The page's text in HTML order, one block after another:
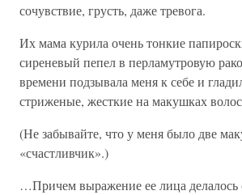
сочувствие, грусть, даже тревога.
Их мама курила очень тонкие
сиреневый пепел в перламутровую
времени подзывала меня к себе и
стриженые, жесткие на макушках
(Не забывайте, что у меня было две
«счастливчик».)
…Причем выражение ее лица делалось